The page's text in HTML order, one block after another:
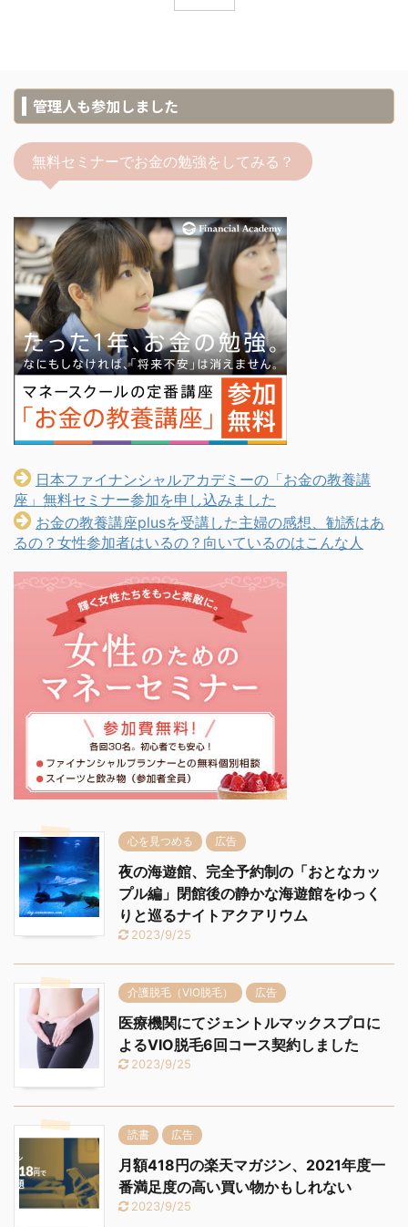
管理人も参加しました
無料セミナーでお金の勉強をしてみる？
日本ファイナンシャルアカデミーの「お金の教養講
座」無料セミナー参加を申し込みました
お金の教養講座plusを受講した主婦の感想、勧誘はあ
るの？女性参加者はいるの？向いているのはこんな人
心を見つめる 広告
夜の海遊館、完全予約制の「おとなカッ
プル編」閉館後の静かな海遊館をゆっく
りと巡るナイトアクアリウム
2023/9/25
介護脱毛（VIO脱毛） 広告
医療機関にてジェントルマックスプロに
よるVIO脱毛6回コース契約しました
2023/9/25
読書 広告
月額418円の楽天マガジン、2021年度一
番満足度の高い買い物かもしれない
2023/9/25